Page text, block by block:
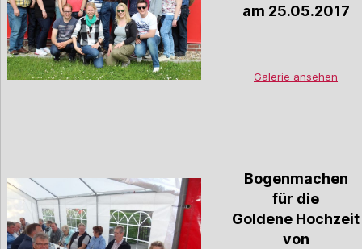
am 25.05.2017
Galerie ansehen
Bogenmachen
für die
Goldene Hochzeit
von